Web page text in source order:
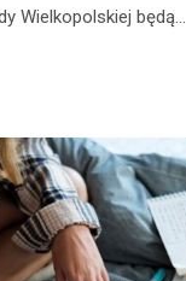
Wielkopolskiej będą…